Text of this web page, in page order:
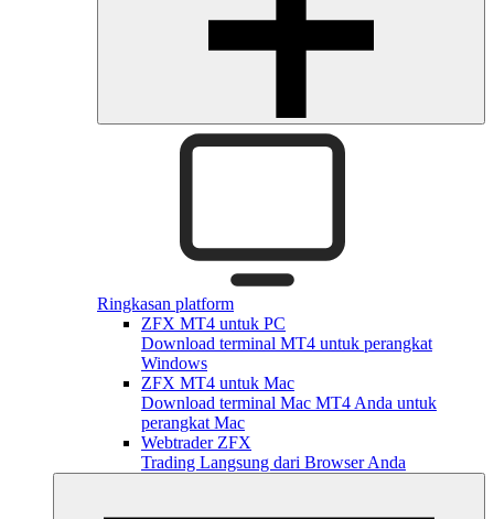
Ringkasan platform
ZFX MT4 untuk PC
Download terminal MT4 untuk perangkat
Windows
ZFX MT4 untuk Mac
Download terminal Mac MT4 Anda untuk
perangkat Mac
Webtrader ZFX
Trading Langsung dari Browser Anda